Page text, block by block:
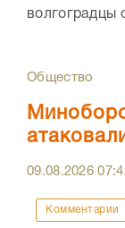
волгоградцы
Общество
09.08.2026
Комментарии